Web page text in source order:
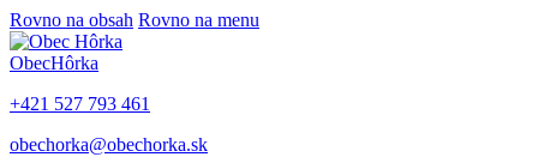
Rovno na obsah Rovno na menu
ObecHôrka
+421 527 793 461
obechorka@obechorka.sk